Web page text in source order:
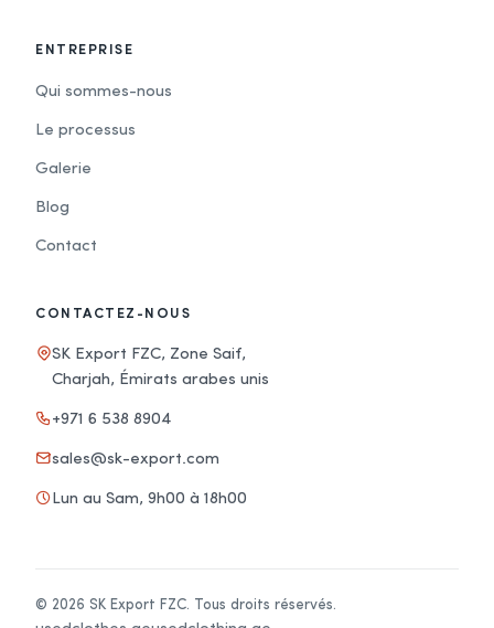
ENTREPRISE
Qui sommes-nous
Le processus
Galerie
Blog
Contact
CONTACTEZ-NOUS
SK Export FZC, Zone Saif,
Charjah, Émirats arabes unis
+971 6 538 8904
sales@sk-export.com
Lun au Sam, 9h00 à 18h00
© 2026 SK Export FZC. Tous droits réservés.